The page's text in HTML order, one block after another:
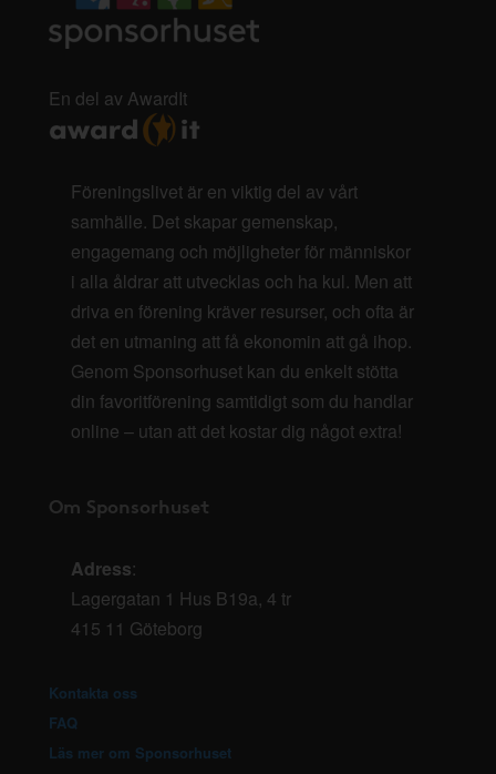
En del av AwardIt
Föreningslivet är en viktig del av vårt
samhälle. Det skapar gemenskap,
engagemang och möjligheter för människor
i alla åldrar att utvecklas och ha kul. Men att
driva en förening kräver resurser, och ofta är
det en utmaning att få ekonomin att gå ihop.
Genom Sponsorhuset kan du enkelt stötta
din favoritförening samtidigt som du handlar
online – utan att det kostar dig något extra!
Om Sponsorhuset
Adress:
Lagergatan 1 Hus B19a, 4 tr
415 11 Göteborg
Kontakta oss
FAQ
Läs mer om Sponsorhuset